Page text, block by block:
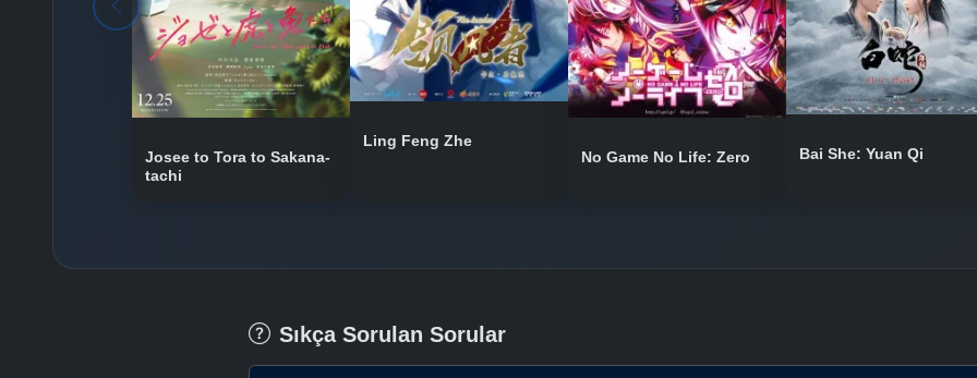
Josee to Tora to Sakana-
tachi
Ling Feng Zhe
No Game No Life: Zero Bai She: Yuan Qi
Sıkça Sorulan Sorular